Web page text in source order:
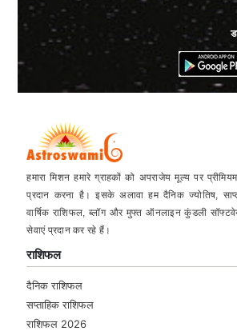
हमारा मिशन हमारे ग्राहकों को अपराजेय मूल्य पर प्रीमियम
प्रदान करना है। इसके अलावा हम दैनिक ज्योतिष,
वार्षिक राशिफल, ब्लॉग और मुफ्त ऑनलाइन कुंडली
सेवाएं प्रदान कर रहे हैं।
राशिफल
दैनिक राशिफल
सप्ताहिक राशिफल
राशिफल 2026